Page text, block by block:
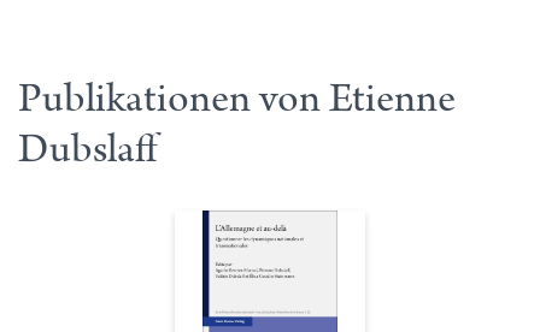
Publikationen von Etienne
Dubslaff